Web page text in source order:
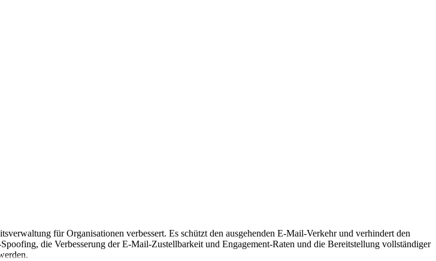
für Organisationen verbessert. Es schützt den ausgehenden E-Mail-Verkehr und verhindert den
die Verbesserung der E-Mail-Zustellbarkeit und Engagement-Raten und die Bereitstellung vollständiger